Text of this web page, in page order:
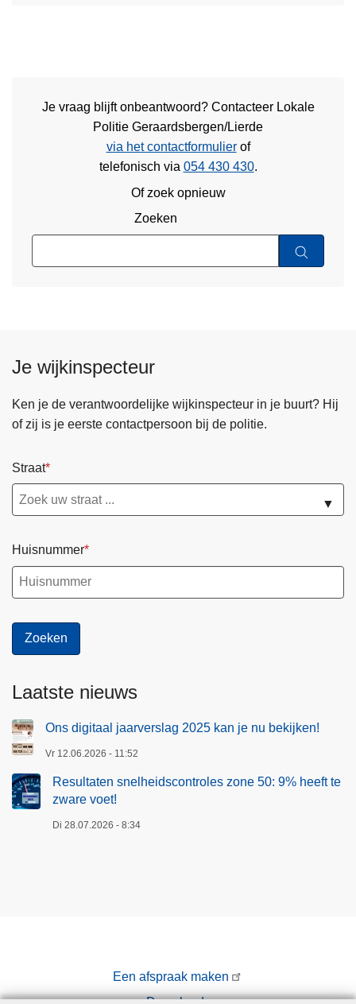
Je vraag blijft onbeantwoord? Contacteer Lokale
Politie Geraardsbergen/Lierde
via het contactformulierof
telefonisch via 054 430 430.
Of zoek opnieuw
Zoeken
Je wijkinspecteur
Ken je de verantwoordelijke wijkinspecteur in je buurt? Hij
of zij is je eerste contactpersoon bij de politie.
Straat
▼
Huisnummer
Laatste nieuws
Ons digitaal jaarverslag 2025 kan je nu bekijken!
Vr 12.06.2026 - 11:52
Resultaten snelheidscontroles zone 50: 9% heeft te
zware voet!
Di 28.07.2026 - 8:34
Een afspraak maken